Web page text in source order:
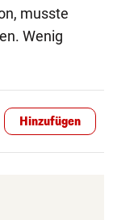
musste
Wenig
Hinzufügen